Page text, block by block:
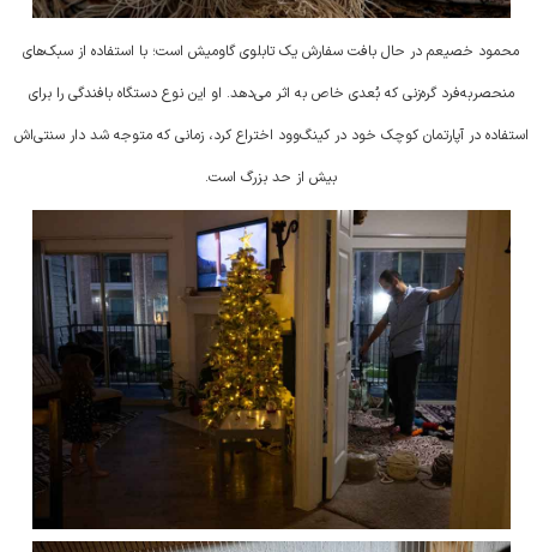
محمود خصیعم در حال بافت سفارش یک تابلوی گاومیش است؛ با استفاده از سبک‌های
منحصربه‌فرد گره‌زنی که بُعدی خاص به اثر می‌دهد. او این نوع دستگاه بافندگی را برای
استفاده در آپارتمان کوچک خود در کینگ‌وود اختراع کرد، زمانی که متوجه شد دار سنتی‌اش
بیش از حد بزرگ است.